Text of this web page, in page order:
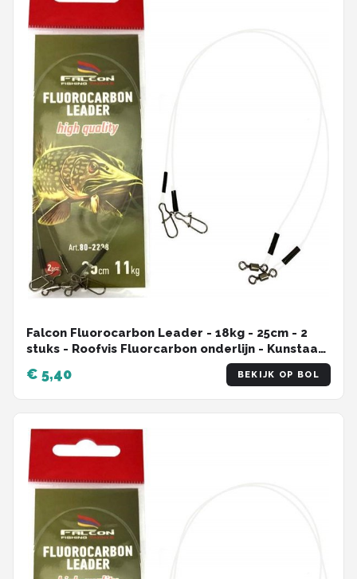
Falcon Fluorocarbon Leader - 18kg - 25cm - 2
stuks - Roofvis Fluorcarbon onderlijn - Kunstaas
€ 5,40 BEKIJK OP BOL